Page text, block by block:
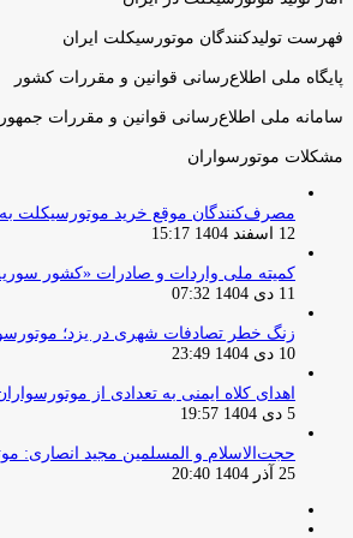
فهرست تولیدکنندگان موتورسیکلت ایران
پایگاه ملی اطلاع‌رسانی قوانین و مقررات کشور
سامانه ملی اطلاع‌رسانی قوانین و مقررات
مشکلات موتورسواران
مصرف‌کنندگان موقع خرید موتورسیکلت
12 اسفند 1404 15:17
کمیته ملی واردات و صادرات «کشور سوریه» واردات
11 دی 1404 07:32
زنگ خطر تصادفات شهری در یزد؛
10 دی 1404 23:49
اهدای کلاه ایمنی به تعدادی از
5 دی 1404 19:57
حجت‌الاسلام و المسلمین مجید انصاری:
25 آذر 1404 20:40